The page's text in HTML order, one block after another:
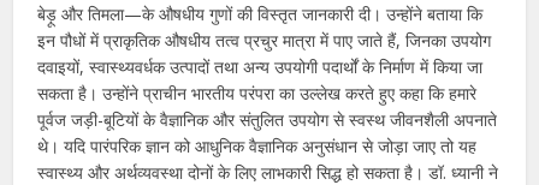
बेड़ू और तिमला—के औषधीय गुणों की विस्तृत जानकारी दी। उन्होंने बताया कि
इन पौधों में प्राकृतिक औषधीय तत्व प्रचुर मात्रा में पाए जाते हैं, जिनका उपयोग
दवाइयों, स्वास्थ्यवर्धक उत्पादों तथा अन्य उपयोगी पदार्थों के निर्माण में किया जा
सकता है। उन्होंने प्राचीन भारतीय परंपरा का उल्लेख करते हुए कहा कि हमारे
पूर्वज जड़ी-बूटियों के वैज्ञानिक और संतुलित उपयोग से स्वस्थ जीवनशैली अपनाते
थे। यदि पारंपरिक ज्ञान को आधुनिक वैज्ञानिक अनुसंधान से जोड़ा जाए तो यह
स्वास्थ्य और अर्थव्यवस्था दोनों के लिए लाभकारी सिद्ध हो सकता है। डॉ. ध्यानी ने